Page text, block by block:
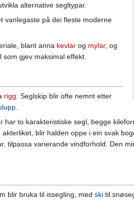
alternative segltypar.
vanlegaste på dei fleste moderne
blant anna kevlar og mylar, og
gjev maksimal effekt.
rigg . Seglskip blir ofte nemnt etter
har to karakteristiske segl, begge
blir halden oppe i ein svak
tilpassa varierande vindforhold. Den
blir bruka til issegling, med ski til